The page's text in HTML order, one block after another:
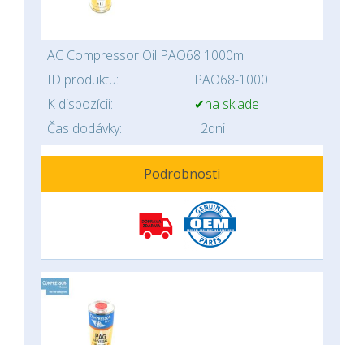
AC Compressor Oil PAO68 1000ml
ID produktu:
PAO68-1000
K dispozícii:
✔na sklade
Čas dodávky:
2dni
Podrobnosti